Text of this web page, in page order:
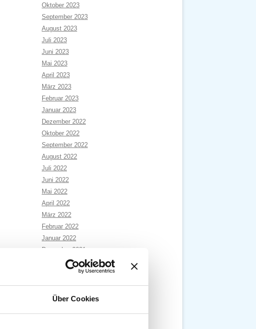
Über Cookies
Oktober 2023
September 2023
August 2023
Juli 2023
Juni 2023
Mai 2023
April 2023
März 2023
Februar 2023
Januar 2023
Dezember 2022
Oktober 2022
September 2022
August 2022
Juli 2022
Juni 2022
Mai 2022
April 2022
März 2022
Februar 2022
Januar 2022
Dezember 2021
November 2021
Oktober 2021
September 2021
August 2021